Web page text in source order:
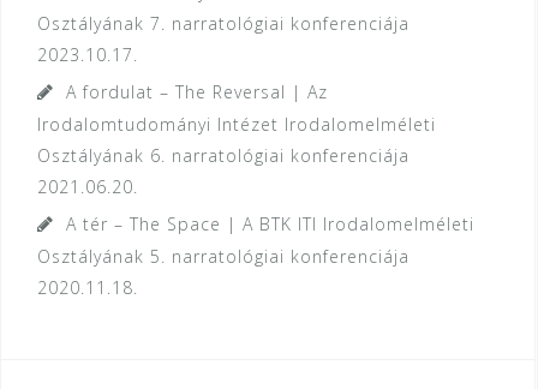
Osztályának 7. narratológiai konferenciája
2023.10.17.
A fordulat – The Reversal | Az
Irodalomtudományi Intézet Irodalomelméleti
Osztályának 6. narratológiai konferenciája
2021.06.20.
A tér – The Space | A BTK ITI Irodalomelméleti
Osztályának 5. narratológiai konferenciája
2020.11.18.